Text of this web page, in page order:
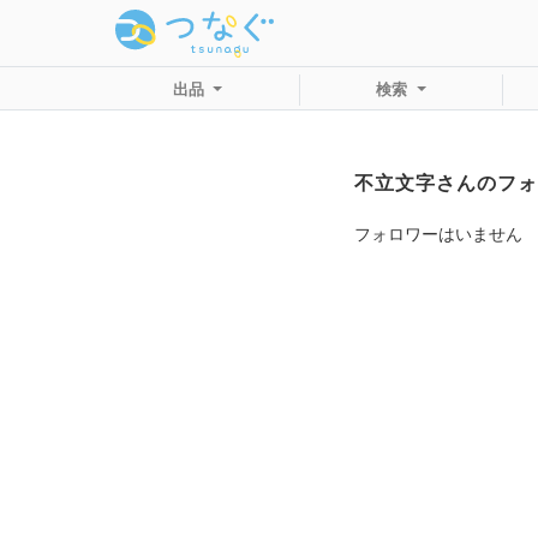
出品 検索
不立文字さんのフ
フォロワーはいません